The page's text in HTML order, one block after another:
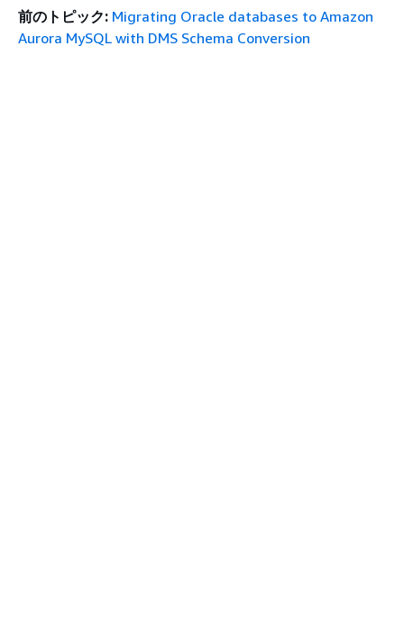
前のトピック: Migrating Oracle databases to Amazon
Aurora MySQL with DMS Schema Conversion